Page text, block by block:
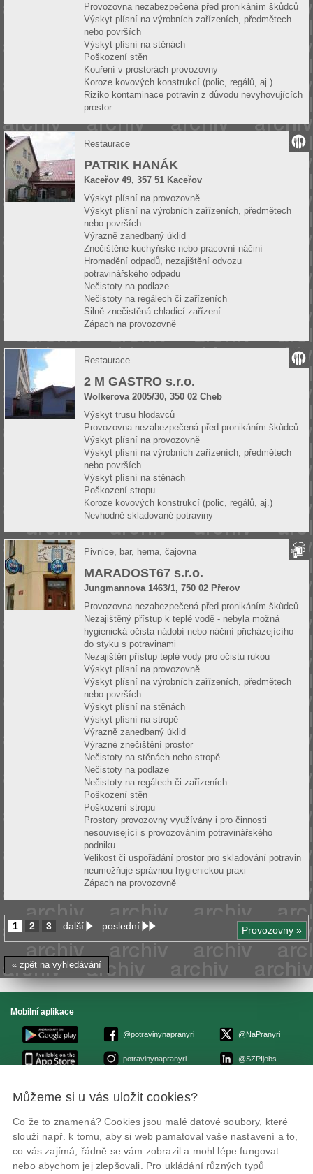
Provozovna nezabezpečená před pronikáním škůdců
Výskyt plísní na výrobních zařízeních, předmětech
nebo površích
Výskyt plísní na stěnách
Poškození stěn
Kouření v prostorách provozovny
Koroze kovových konstrukcí (polic, regálů, aj.)
Riziko kontaminace potravin z důvodu nevyhovujících
prostor
Restaurace
PATRIK HANÁK
Kaceřov 49, 357 51 Kaceřov
Výskyt plísní na provozovně
Výskyt plísní na výrobních zařízeních, předmětech
nebo površích
Výrazně zanedbaný úklid
Znečištěné kuchyňské nebo pracovní náčiní
Hromadění odpadů, nezajištění odvozu
potravinářského odpadu
Nečistoty na podlaze
Nečistoty na regálech či zařízeních
Silně znečistěná chladicí zařízení
Zápach na provozovně
Restaurace
2 M GASTRO s.r.o.
Wolkerova 2005/30, 350 02 Cheb
Výskyt trusu hlodavců
Provozovna nezabezpečená před pronikáním škůdců
Výskyt plísní na provozovně
Výskyt plísní na výrobních zařízeních, předmětech
nebo površích
Výskyt plísní na stěnách
Poškození stropu
Koroze kovových konstrukcí (polic, regálů, aj.)
Nevhodně skladované potraviny
Pivnice, bar, herna, čajovna
MARADOST67 s.r.o.
Jungmannova 1463/1, 750 02 Přerov
Provozovna nezabezpečená před pronikáním škůdců
Nezajištěný přístup k teplé vodě - nebyla možná
hygienická očista nádobí nebo náčiní přicházejícího
do styku s potravinami
Nezajištěn přístup teplé vody pro očistu rukou
Výskyt plísní na provozovně
Výskyt plísní na výrobních zařízeních, předmětech
nebo površích
Výskyt plísní na stěnách
Výskyt plísní na stropě
Výrazně zanedbaný úklid
Výrazné znečištění prostor
Nečistoty na stěnách nebo stropě
Nečistoty na podlaze
Nečistoty na regálech či zařízeních
Poškození stěn
Poškození stropu
Prostory provozovny využívány i pro činnosti
nesouvisející s provozováním potravinářského
podniku
Velikost či uspořádání prostor pro skladování potravin
neumožňuje správnou hygienickou praxi
Zápach na provozovně
1 2 3 další poslední Provozovny »
« zpět na vyhledávání
Mobilní aplikace
@potravinynapranyri
potravinynapranyri
@NaPranyri
@SZPIjobs
© Státní zemědělská a potravinářská inspekce 2026
ID datové schránky: avraiqg
IČO: 75014149, DIČ: CZ75014149
Zásady ochrany soukromí
Nastavení cookies
Můžeme si u vás uložit cookies?
Co že to znamená? Cookies jsou malé datové soubory, které
slouží např. k tomu, aby si web pamatoval vaše nastavení a to,
co vás zajímá, řádně se vám zobrazil a mohl lépe fungovat
nebo abychom jej zlepšovali. Pro ukládání různých typů